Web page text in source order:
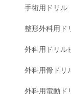
手術用ドリル
整形外科用ド
外科用ドリル
外科用骨ドリ
外科用電動ド